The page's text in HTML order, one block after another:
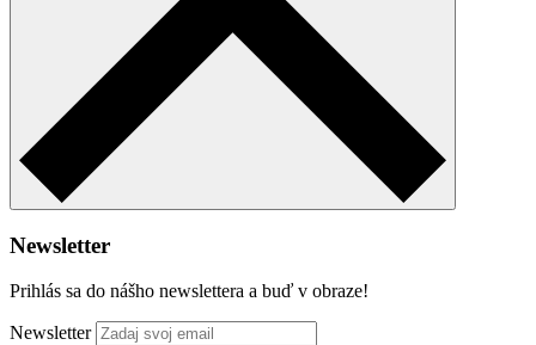
Newsletter
Prihlás sa do nášho newslettera a buď v obraze!
Newsletter